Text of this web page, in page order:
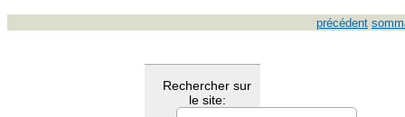
précédent
Rechercher sur
le site: